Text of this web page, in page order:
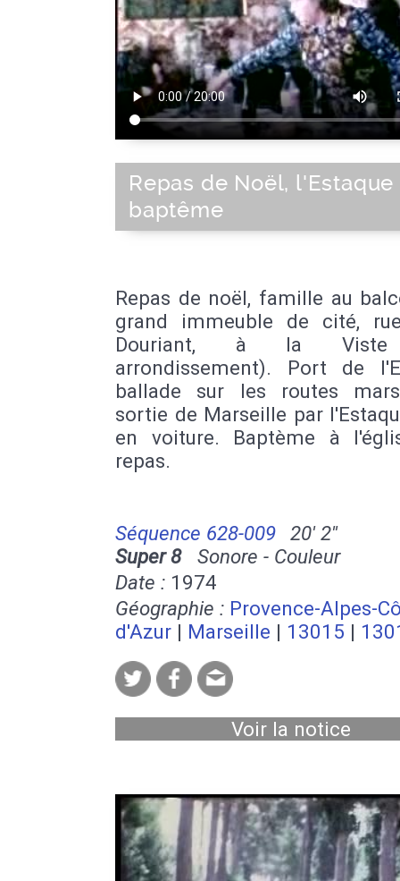
Repas de Noël, l'Estaque
baptême
Repas de noël, famille au
grand immeuble de cité,
Douriant, à la Viste
arrondissement). Port de
ballade sur les routes
sortie de Marseille par
en voiture. Baptème à
repas.
Séquence 628-009
20' 2''
Super 8Sonore - Couleur
Date : 1974
Géographie : Provence-Alpes-
d'Azur | Marseille | 13015 |
Voir la notice